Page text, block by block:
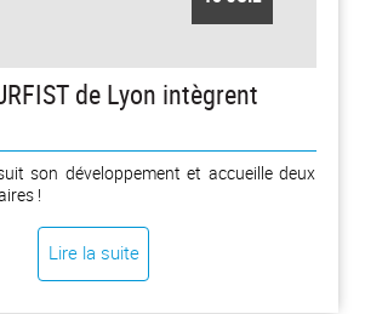
de Lyon intègrent
son développement et accueille deux
!
Lire la suite